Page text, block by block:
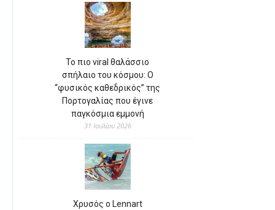
Το πιο viral θαλάσσιο
σπήλαιο του κόσμου: Ο
“φυσικός καθεδρικός” της
Πορτογαλίας που έγινε
παγκόσμια εμμονή
31 Ιουλίου 2026
Χρυσός ο Lennart